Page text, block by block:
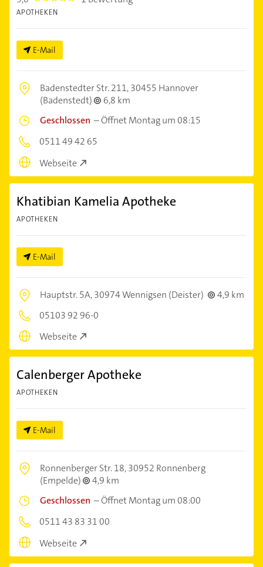
APOTHEKEN
E-Mail
Badenstedter Str. 211,30455 Hannover
(Badenstedt)
6,8 km
Geschlossen –Öffnet Montag um 08:15
0511 49 42 65
Webseite
Khatibian Kamelia Apotheke
APOTHEKEN
E-Mail
Hauptstr. 5A,30974 Wennigsen (Deister)
4,9 km
05103 92 96-0
Webseite
Calenberger Apotheke
APOTHEKEN
E-Mail
Ronnenberger Str. 18,30952 Ronnenberg
(Empelde)
4,9 km
Geschlossen –Öffnet Montag um 08:00
0511 43 83 31 00
Webseite